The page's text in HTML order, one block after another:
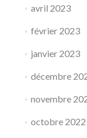
avril 2023
février 2023
janvier 2023
décembre
novembre
octobre 2022